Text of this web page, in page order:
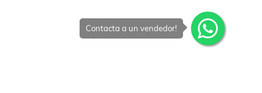
Contacta a un vendedor!